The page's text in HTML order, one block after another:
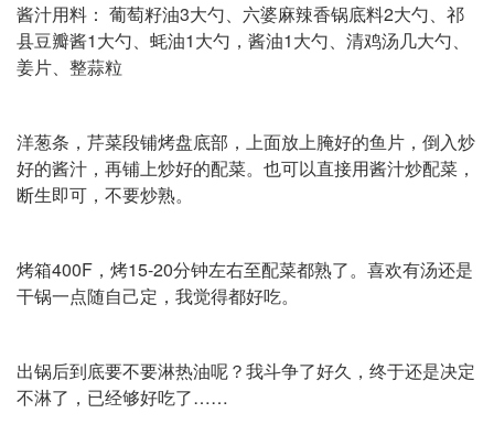
酱汁用料： 葡萄籽油3大勺、六婆麻辣香锅底料2大勺、祁
县豆瓣酱1大勺、蚝油1大勺，酱油1大勺、清鸡汤几大勺、
姜片、整蒜粒
洋葱条，芹菜段铺烤盘底部，上面放上腌好的鱼片，倒入炒
好的酱汁，再铺上炒好的配菜。也可以直接用酱汁炒配菜，
断生即可，不要炒熟。
烤箱400F，烤15-20分钟左右至配菜都熟了。喜欢有汤还是
干锅一点随自己定，我觉得都好吃。
出锅后到底要不要淋热油呢？我斗争了好久，终于还是决定
不淋了，已经够好吃了……